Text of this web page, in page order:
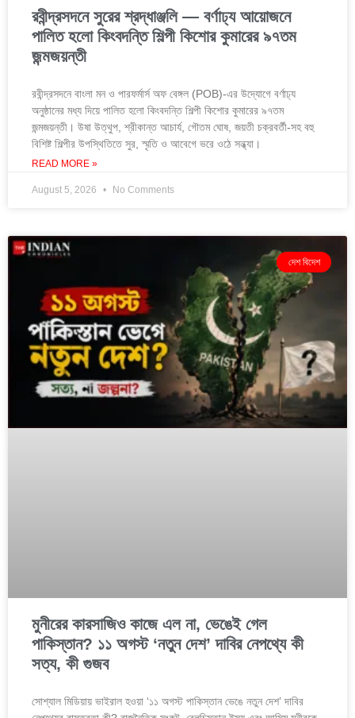
রবীন্দ্রসদনে সুরের শ্রদ্ধাঞ্জলি — বর্ণাঢ্য আয়োজনে
পালিত হলো কিংবদন্তি শিল্পী কিশোর কুমারের ৯৭তম
জন্মজয়ন্তী
রবীন্দ্রসদনে বাংলা মন ও পারফর্মার্স অফ বেঙ্গল (POB)-এর উদ্যোগে বর্ণাঢ্য
অনুষ্ঠানের মধ্য দিয়ে পালিত হলো কিংবদন্তি শিল্পী কিশোর কুমারের ৯৭তম
জন্মজয়ন্তী। উষা উত্থুপ, শ্রীকান্ত আচার্য, গৌতম ঘোষ, জয়তী চক্রবর্তী-সহ বহু
বিশিষ্ট শিল্পীর উপস্থিতিতে সুর, স্মৃতি ও আবেগে ভরে ওঠে সন্ধ্যা।
READ MORE »
August 5, 2026 No Comments
দেশ বিদেশ
মুনীরের কারসাজিও কাজে এল না, ভেঙেই গেল
পাকিস্তান? ১১ অগস্ট ‘নতুন দেশ’ দাবির নেপথ্যে কী
সত্য, কী গুজব
সোশ্যাল মিডিয়ায় ভাইরাল হওয়া ‘১১ অগস্ট পাকিস্তান ভেঙে নতুন দেশ’ দাবির